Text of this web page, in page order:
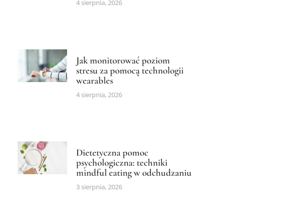
4 sierpnia, 2026
Jak monitorować poziom
stresu za pomocą technologii
wearables
4 sierpnia, 2026
Dietetyczna pomoc
psychologiczna: techniki
mindful eating w odchudzaniu
3 sierpnia, 2026